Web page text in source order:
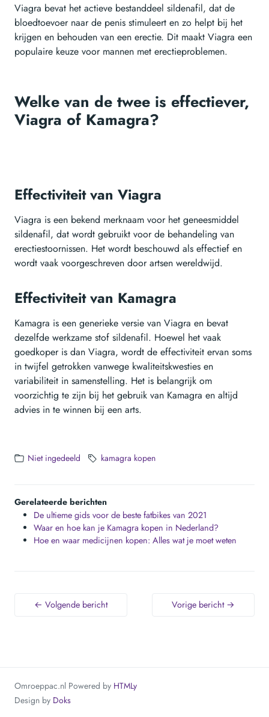
Viagra bevat het actieve bestanddeel sildenafil, dat de
bloedtoevoer naar de penis stimuleert en zo helpt bij het
krijgen en behouden van een erectie. Dit maakt Viagra een
populaire keuze voor mannen met erectieproblemen.
Welke van de twee is effectiever,
Viagra of Kamagra?
Effectiviteit van Viagra
Viagra is een bekend merknaam voor het geneesmiddel
sildenafil, dat wordt gebruikt voor de behandeling van
erectiestoornissen. Het wordt beschouwd als effectief en
wordt vaak voorgeschreven door artsen wereldwijd.
Effectiviteit van Kamagra
Kamagra is een generieke versie van Viagra en bevat
dezelfde werkzame stof sildenafil. Hoewel het vaak
goedkoper is dan Viagra, wordt de effectiviteit ervan soms
in twijfel getrokken vanwege kwaliteitskwesties en
variabiliteit in samenstelling. Het is belangrijk om
voorzichtig te zijn bij het gebruik van Kamagra en altijd
advies in te winnen bij een arts.
Niet ingedeeld kamagra kopen
Gerelateerde berichten
De ultieme gids voor de beste fatbikes van 2021
Waar en hoe kan je Kamagra kopen in Nederland?
Hoe en waar medicijnen kopen: Alles wat je moet weten
← Volgende bericht Vorige bericht →
Omroeppac.nl Powered by HTMLy
Design by Doks